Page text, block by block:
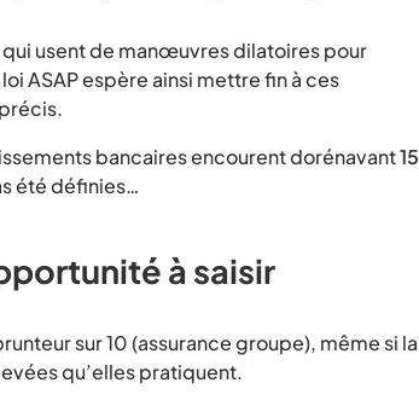
qui usent de manœuvres dilatoires pour
loi ASAP espère ainsi mettre fin à ces
précis.
bancaires encourent dorénavant15
été définies…
à saisir
sur 10 (assurance groupe), même si la
qu’elles pratiquent.